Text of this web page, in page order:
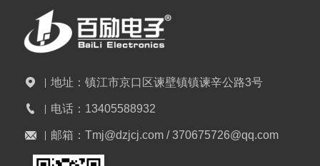
地址： 镇江市京口区谏壁镇镇谏辛公路3号
电话： 13405588932
邮箱： Tmj@dzjcj.com / 370675726@qq.com